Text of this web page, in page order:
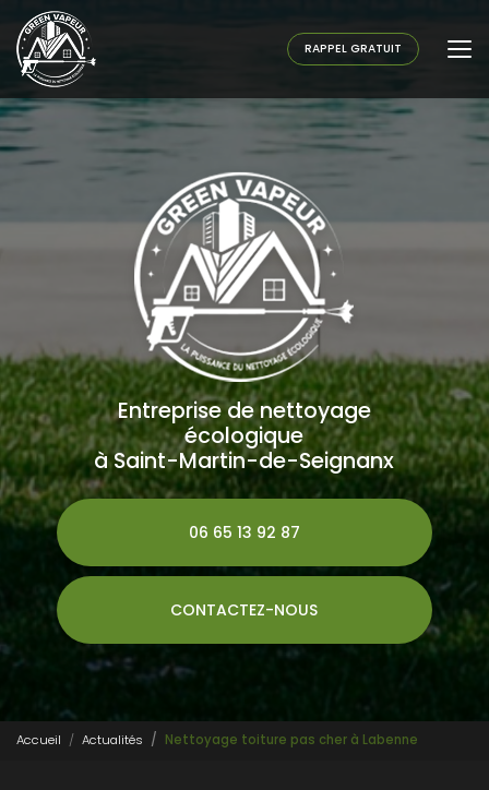
au
contenu
principal
RAPPEL GRATUIT
Entreprise de nettoyage
écologique
à Saint-Martin-de-Seignanx
06 65 13 92 87
CONTACTEZ-NOUS
Accueil Actualités Nettoyage toiture pas cher à Labenne